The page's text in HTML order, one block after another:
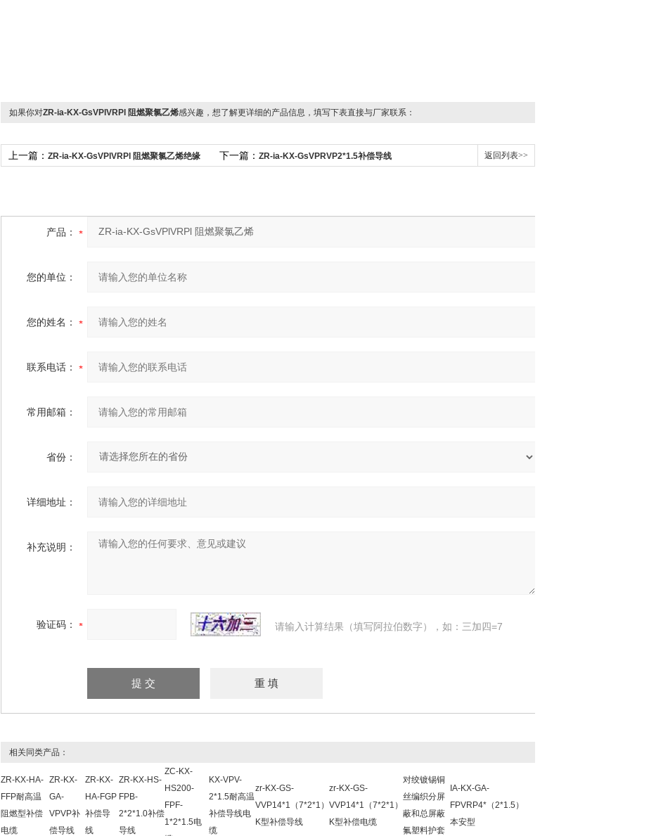
如果你对ZR-ia-KX-GsVPlVRPl 阻燃聚氯乙烯感兴趣，想了解更详细的产品信息，填写下表直接与厂家联系：
上一篇： ZR-ia-KX-GsVPlVRPl 阻燃聚氯乙烯绝缘 下一篇： ZR-ia-KX-GsVPRVP2*1.5补偿导线 返回列表>>
产品：
您的单位：
您的姓名：
联系电话：
常用邮箱：
省份：
详细地址：
补充说明：
验证码： 请输入计算结果（填写阿拉伯数字），如：三加四=7
相关同类产品：
ZR-KX-HA-
FFP耐高温
阻燃型补偿
电缆
ZR-KX-
GA-
VPVP补
偿导线
ZR-KX-
HA-FGP
补偿导
线
ZR-KX-HS-
FPB-
2*2*1.0补偿
导线
ZC-KX-
HS200-
FPF-
1*2*1.5电
KX-VPV-
2*1.5耐高温
补偿导线电
缆
zr-KX-GS-
VVP14*1（7*2*1）
K型补偿导线
zr-KX-GS-
VVP14*1（7*2*1）
K型补偿电缆
对绞镀锡铜
丝编织分屏
蔽和总屏蔽
氟塑料护套
IA-KX-GA-
FPVRP4*（2*1.5）
本安型